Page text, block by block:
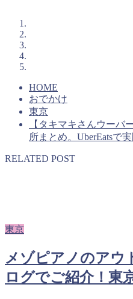
HOME
おでかけ
東京
【タキマキさんウーバ
所まとめ。UberEatsで
RELATED POST
東京
メゾピアノのアウ
ログでご紹介！東